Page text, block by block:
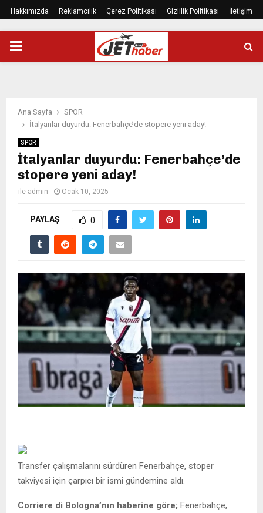
Hakkımızda Reklamcılık Çerez Politikası Gizlilik Politikası İletişim
PRIMARY
Ana Sayfa
SPOR
İtalyanlar duyurdu: Fenerbahçe’de stopere yeni aday!
SPOR
İtalyanlar duyurdu: Fenerbahçe’de
stopere yeni aday!
ile admin Ocak 10, 2025
PAYLAŞ 0
Transfer çalışmalarını sürdüren Fenerbahçe, stoper
takviyesi için çarpıcı bir ismi gündemine aldı.
Corriere di Bologna’nın haberine göre; Fenerbahçe,